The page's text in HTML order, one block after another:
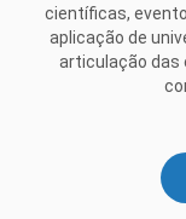
científicas,
aplicação de
articulação das